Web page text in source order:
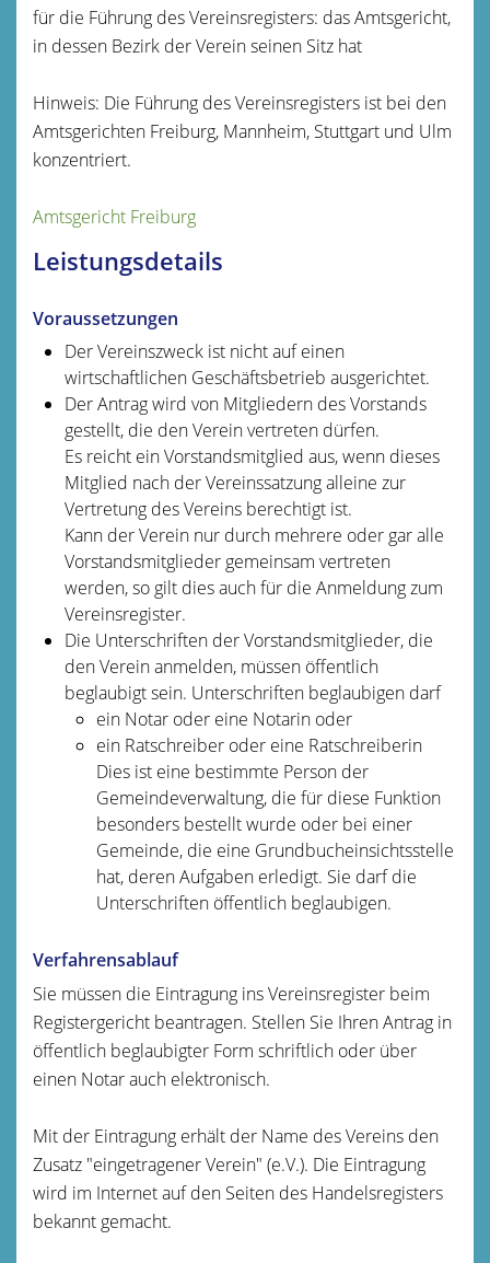
für die Führung des Vereinsregisters: das Amtsgericht,
in dessen Bezirk der Verein seinen Sitz hat
Hinweis: Die Führung des Vereinsregisters ist bei den
Amtsgerichten Freiburg, Mannheim, Stuttgart und Ulm
konzentriert.
Amtsgericht Freiburg
Leistungsdetails
Voraussetzungen
Der Vereinszweck ist nicht auf einen
wirtschaftlichen Geschäftsbetrieb ausgerichtet.
Der Antrag wird von Mitgliedern des Vorstands
gestellt, die den Verein vertreten dürfen.
Es reicht ein Vorstandsmitglied aus, wenn dieses
Mitglied nach der Vereinssatzung alleine zur
Vertretung des Vereins berechtigt ist.
Kann der Verein nur durch mehrere oder gar alle
Vorstandsmitglieder gemeinsam vertreten
werden, so gilt dies auch für die Anmeldung zum
Vereinsregister.
Die Unterschriften der Vorstandsmitglieder, die
den Verein anmelden, müssen öffentlich
beglaubigt sein. Unterschriften beglaubigen darf
ein Notar oder eine Notarin oder
ein Ratschreiber oder eine Ratschreiberin
Dies ist eine bestimmte Person der
Gemeindeverwaltung, die für diese Funktion
besonders bestellt wurde oder bei einer
Gemeinde, die eine Grundbucheinsichtsstelle
hat, deren Aufgaben erledigt. Sie darf die
Unterschriften öffentlich beglaubigen.
Verfahrensablauf
Sie müssen die Eintragung ins Vereinsregister beim
Registergericht beantragen. Stellen Sie Ihren Antrag in
öffentlich beglaubigter Form schriftlich oder über
einen Notar auch elektronisch.
Mit der Eintragung erhält der Name des Vereins den
Zusatz "eingetragener Verein" (e.V.). Die Eintragung
wird im Internet auf den Seiten des Handelsregisters
bekannt gemacht.